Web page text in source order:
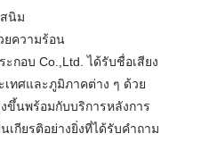
นิม
ยความร้อน
ะกอบ Co.,Ltd. ได้รับชื่อเสียง
ทศและภูมิภาคต่าง ๆ ด้วย
นพร้อมกับบริการหลังการ
เกียรติอย่างยิ่งที่ได้รับคำถาม